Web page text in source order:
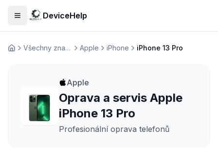
Otevřít menuDeviceHelp
Домашня Všechny značky Apple iPhone iPhone 13 Pro
Apple
Oprava a servis Apple
iPhone 13 Pro
Profesionální oprava telefonů